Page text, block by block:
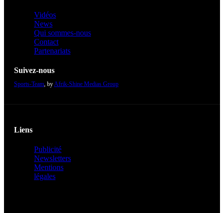
Vidéos
News
Qui sommes-nous
Contact
Partenariats
Suivez-nous
Sports-Team, byAfrik-Shine Medias Group
Liens
Publicité
Newsletters
Mentions
légales